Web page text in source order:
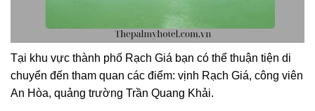
Tại khu vực thành phố Rạch Giá bạn có thể thuận tiện di
chuyển đến tham quan các điểm: vịnh Rạch Giá, công viên
An Hòa, quảng trường Trần Quang Khải.